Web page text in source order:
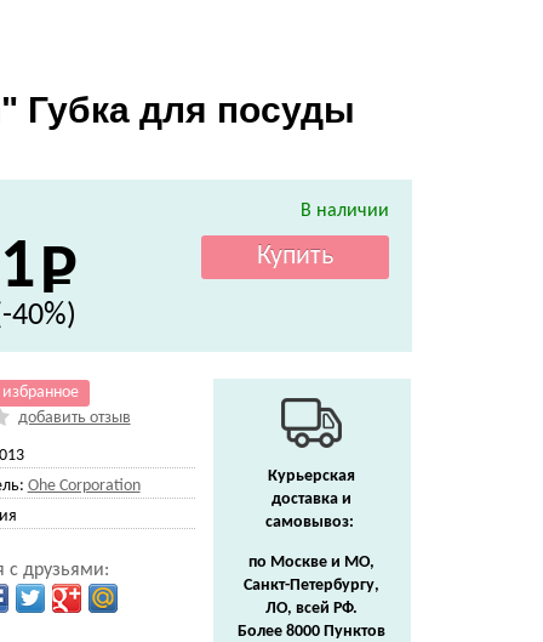
Губка для посуды
В наличии
40%)
добавить отзыв
Ohe Corporation
с друзьями:
Курьерская
доставка и
самовывоз:
по Москве и МО,
Санкт-Петербургу,
ЛО, всей РФ.
Более 8000 Пунктов